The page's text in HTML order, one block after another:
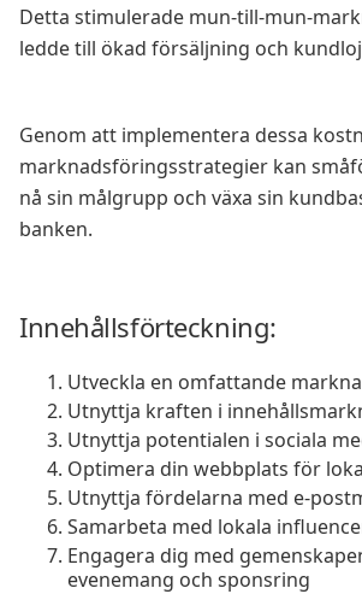
Detta stimulerade mun-till-mun-
ledde till ökad försäljning och
Genom att implementera dessa
marknadsföringsstrategier kan
nå sin målgrupp och växa sin
banken.
Innehållsförteckning:
Utveckla en omfattande
Utnyttja kraften i
Utnyttja potentialen i sociala
Optimera din webbplats för
Utnyttja fördelarna med e-
Samarbeta med lokala
Engagera dig med
evenemang och sponsring